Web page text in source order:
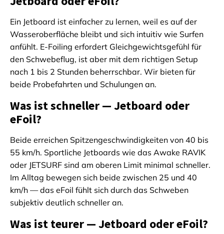
Ein Jetboard ist einfacher zu lernen, weil es auf der
Wasseroberfläche bleibt und sich intuitiv wie Surfen
anfühlt. E-Foiling erfordert Gleichgewichtsgefühl für
den Schwebeflug, ist aber mit dem richtigen Setup
nach 1 bis 2 Stunden beherrschbar. Wir bieten für
beide Probefahrten und Schulungen an.
Was ist schneller — Jetboard oder
eFoil?
Beide erreichen Spitzengeschwindigkeiten von 40 bis
55 km/h. Sportliche Jetboards wie das Awake RAVIK
oder JETSURF sind am oberen Limit minimal schneller.
Im Alltag bewegen sich beide zwischen 25 und 40
km/h — das eFoil fühlt sich durch das Schweben
subjektiv deutlich schneller an.
Was ist teurer — Jetboard oder eFoil?